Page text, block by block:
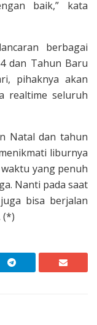
baik,” kata
berbagai
dan Tahun Baru
pihaknya akan
realtime seluruh
Natal dan tahun
liburnya
yang penuh
Nanti pada saat
bisa berjalan
(*)